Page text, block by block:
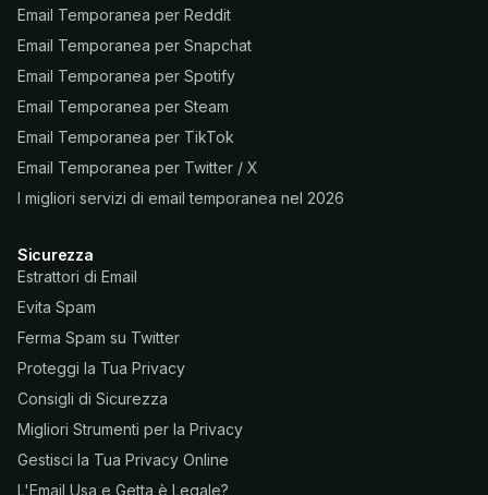
Email Temporanea per Reddit
Email Temporanea per Snapchat
Email Temporanea per Spotify
Email Temporanea per Steam
Email Temporanea per TikTok
Email Temporanea per Twitter / X
I migliori servizi di email temporanea nel 2026
Sicurezza
Estrattori di Email
Evita Spam
Ferma Spam su Twitter
Proteggi la Tua Privacy
Consigli di Sicurezza
Migliori Strumenti per la Privacy
Gestisci la Tua Privacy Online
L'Email Usa e Getta è Legale?